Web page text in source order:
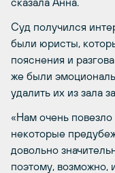
Суд получился
были юристы,
пояснения и
же были
удалить их из зала
«Нам очень
некоторые
довольно
поэтому, возможно,